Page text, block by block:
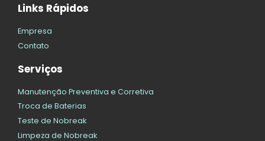
Links Rápidos
Empresa
Contato
Serviços
Manutenção Preventiva e Corretiva
Troca de Baterias
Teste de Nobreak
Limpeza de Nobreak